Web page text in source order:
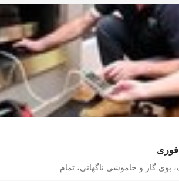
گاز و خاموشی ناگهانی، تمام